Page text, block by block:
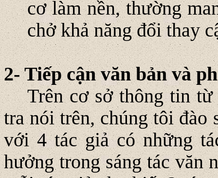
cơ làm nền, thường
chở khả năng đổi thay
2- Tiếp cận văn bản và
Trên cơ sở thông tin
tra nói trên, chúng tôi đào
với 4 tác giả có những
hưởng trong sáng tác văn